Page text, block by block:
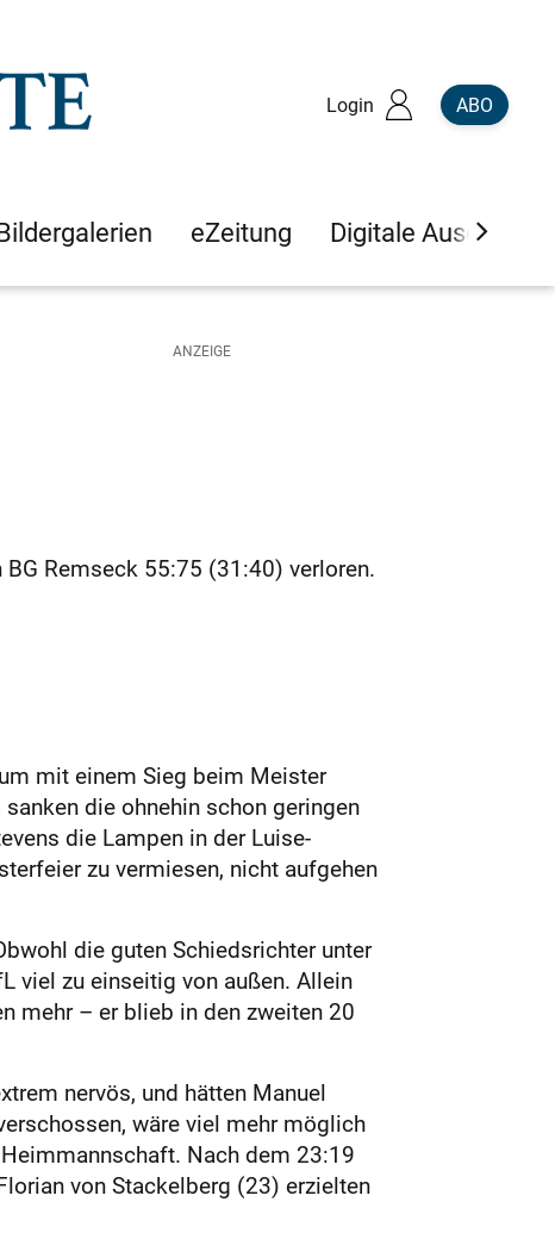
Login ABO
eZeitung Digitale Ausgaben
Remseck 55:75 (31:40) verloren.
mit einem Sieg beim Meister
die ohnehin schon geringen
die Lampen in der Luise-
zu vermiesen, nicht aufgehen
die guten Schiedsrichter unter
viel zu einseitig von außen. Allein
mehr – er blieb in den zweiten 20
nervös, und hätten Manuel
wäre viel mehr möglich
Nach dem 23:19
von Stackelberg (23) erzielten